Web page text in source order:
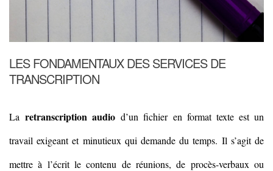
LES FONDAMENTAUX DES SERVICES DE
TRANSCRIPTION
Laretranscription audio d’un fichier en format texte est un
travail exigeant et minutieux qui demande du temps. Il s’agit de
mettre à l’écrit le contenu de réunions, de procès-verbaux ou